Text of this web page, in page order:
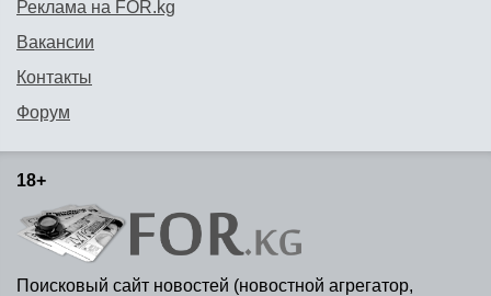
Реклама на FOR.kg
Вакансии
Контакты
Форум
18+
Поисковый сайт новостей (новостной агрегатор,